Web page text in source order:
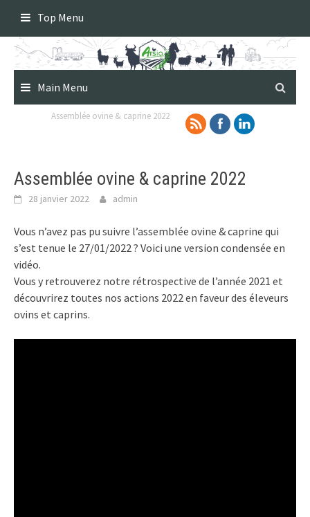
content
Top Menu
Main Menu
Assemblée ovine & caprine 2022
Assemblée ovine & caprine 2022
28 janvier 2022 admin
Vous n’avez pas pu suivre l’assemblée ovine & caprine qui
s’est tenue le 27/01/2022 ? Voici une version condensée en
vidéo.
Vous y retrouverez notre rétrospective de l’année 2021 et
découvrirez toutes nos actions 2022 en faveur des éleveurs
ovins et caprins.